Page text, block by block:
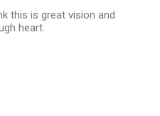
this is great vision and
heart.